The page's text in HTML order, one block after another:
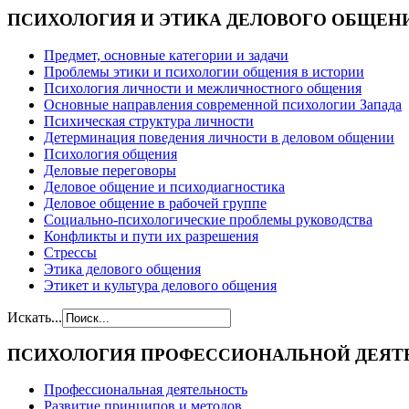
ПСИХОЛОГИЯ И ЭТИКА ДЕЛОВОГО
Предмет, основные категории и задачи
Проблемы этики и психологии общения в истории
Психология личности и межличностного общения
Основные направления современной психологии Запада
Психическая структура личности
Детерминация поведения личности в деловом общении
Психология общения
Деловые переговоры
Деловое общение и психодиагностика
Деловое общение в рабочей группе
Cоциально-психологические проблемы руководства
Конфликты и пути их разрешения
Стрессы
Этика делового общения
Этикет и культура делового общения
Искать...
ПСИХОЛОГИЯ ПРОФЕССИОНАЛЬНОЙ
Профессиональная деятельность